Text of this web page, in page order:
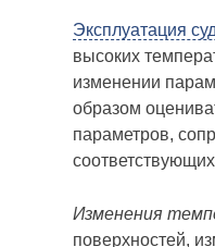
Эксплуатация
высоких
изменении
образом
параметров,
Изменения
поверхностей,